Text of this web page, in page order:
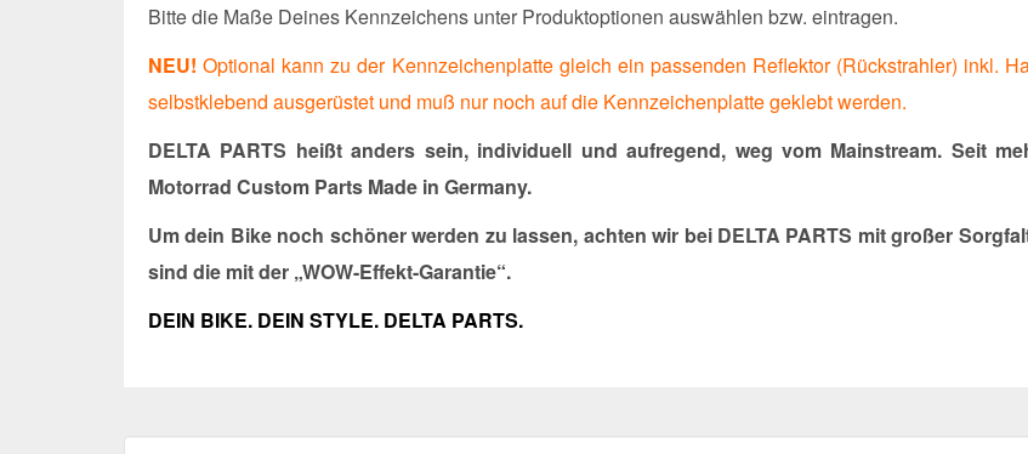
Bitte die Maße Deines Kennzeichens unter Produktoptionen auswählen bzw. eintragen.
NEU!Optional kann zu der Kennzeichenplatte gleich ein passenden Reflektor (Rückstrahler) inkl.
selbstklebend ausgerüstet und muß nur noch auf die Kennzeichenplatte geklebt werden.
DELTA PARTS heißt anders sein, individuell und aufregend, weg vom Mainstream. Seit
Motorrad Custom Parts Made in Germany.
Um dein Bike noch schöner werden zu lassen, achten wir bei DELTA PARTS mit großer
sind die mit der „WOW-Effekt-Garantie“.
DEIN BIKE. DEIN STYLE. DELTA PARTS.